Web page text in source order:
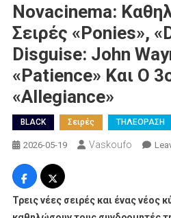
Novacinema:
Σειρές «Ponies»,
Disguise: John
«Patience» Και Ο
«Allegiance»
BLACK Σειρές ΤΗΛΕΟΡΑΣΗ
2026-05-19 Vaskoufo
Τρεις νέες σειρές και ένας νέος